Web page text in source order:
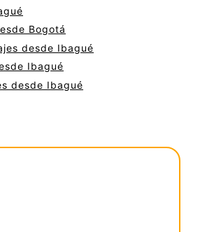
Bogotá
desde Ibagué
Ibagué
desde Ibagué